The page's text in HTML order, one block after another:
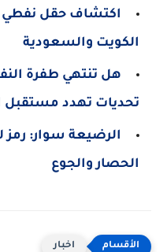
اكتشاف حقل نفطي
الكويت والسعودية
هل تنتهي طفرة
تحديات تهدد مستقبل
الرضيعة سوار:
الحصار والجوع
اخبار